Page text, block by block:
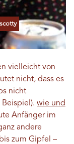
vielleicht von
nicht, dass es
nicht
wie und
Anfänger im
andere
zum Gipfel –